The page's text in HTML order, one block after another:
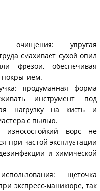
очищения: упругая
смахивает сухой опил
фрезой, обеспечивая
покрытием.
продуманная форма
инструмент под
нагрузку на кисть и
с пылью.
износостойкий ворс не
при частой эксплуатации
и химической
щеточка
экспресс-маникюре, так